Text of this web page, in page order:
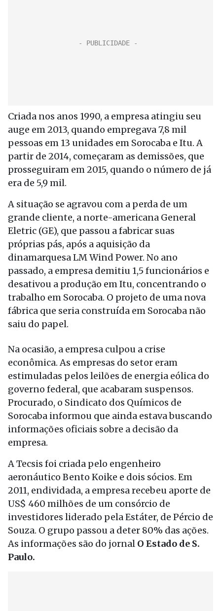
Criada nos anos 1990, a empresa atingiu seu
auge em 2013, quando empregava 7,8 mil
pessoas em 13 unidades em Sorocaba e Itu. A
partir de 2014, começaram as demissões, que
prosseguiram em 2015, quando o número de já
era de 5,9 mil.
A situação se agravou com a perda de um
grande cliente, a norte-americana General
Eletric (GE), que passou a fabricar suas
próprias pás, após a aquisição da
dinamarquesa LM Wind Power. No ano
passado, a empresa demitiu 1,5 funcionários e
desativou a produção em Itu, concentrando o
trabalho em Sorocaba. O projeto de uma nova
fábrica que seria construída em Sorocaba não
saiu do papel.
Na ocasião, a empresa culpou a crise
econômica. As empresas do setor eram
estimuladas pelos leilões de energia eólica do
governo federal, que acabaram suspensos.
Procurado, o Sindicato dos Químicos de
Sorocaba informou que ainda estava buscando
informações oficiais sobre a decisão da
empresa.
A Tecsis foi criada pelo engenheiro
aeronáutico Bento Koike e dois sócios. Em
2011, endividada, a empresa recebeu aporte de
US$ 460 milhões de um consórcio de
investidores liderado pela Estáter, de Pércio de
Souza. O grupo passou a deter 80% das ações.
As informações são do jornal O Estado de S.
Paulo.